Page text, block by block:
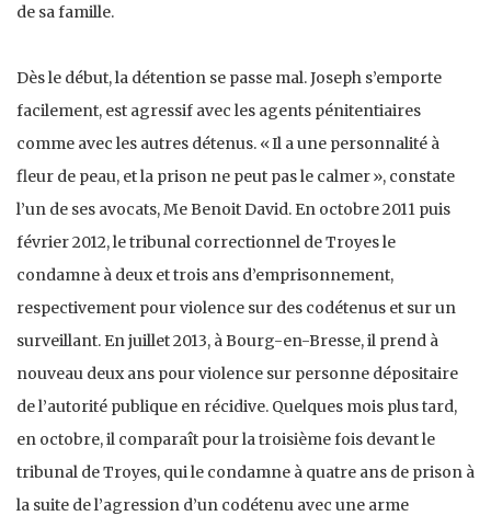
de sa famille.
Dès le début, la détention se passe mal. Joseph s’emporte
facilement, est agressif avec les agents pénitentiaires
comme avec les autres détenus. « Il a une personnalité à
fleur de peau, et la prison ne peut pas le calmer », constate
l’un de ses avocats, Me Benoit David. En octobre 2011 puis
février 2012, le tribunal correctionnel de Troyes le
condamne à deux et trois ans d’emprisonnement,
respectivement pour violence sur des codétenus et sur un
surveillant. En juillet 2013, à Bourg-en-Bresse, il prend à
nouveau deux ans pour violence sur personne dépositaire
de l’autorité publique en récidive. Quelques mois plus tard,
en octobre, il comparaît pour la troisième fois devant le
tribunal de Troyes, qui le condamne à quatre ans de prison à
la suite de l’agression d’un codétenu avec une arme